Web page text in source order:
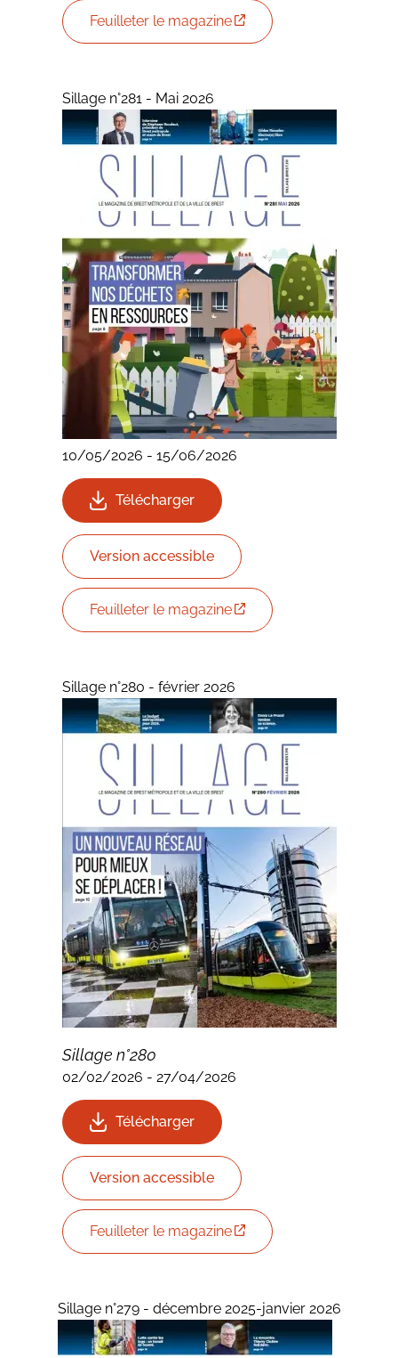
Feuilleter le magazine
Sillage n°281 - Mai 2026
10/05/2026 - 15/06/2026
Télécharger
Version accessible
Feuilleter le magazine
Sillage n°280 - février 2026
Sillage n°280
02/02/2026 - 27/04/2026
Télécharger
Version accessible
Feuilleter le magazine
Sillage n°279 - décembre 2025-janvier 2026